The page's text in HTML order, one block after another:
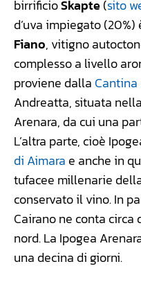
birrificioSkapte(sito
d’uva impiegato
Fiano, vitigno
complesso a livello
proviene dalla
Andreatta, situata
Arenara, da cui una
L’altra parte, cioè
di Aimara e anche in
tufacee millenarie
conservato il vino. In
Cairano ne conta
nord. La Ipogea
una decina di giorni.